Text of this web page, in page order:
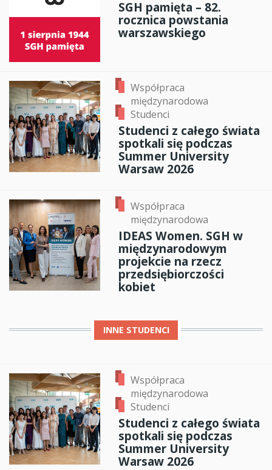
SGH pamięta – 82.
rocznica powstania
warszawskiego
Współpraca
międzynarodowa
Studenci
Studenci z całego świata
spotkali się podczas
Summer University
Warsaw 2026
Współpraca
międzynarodowa
IDEAS Women. SGH w
międzynarodowym
projekcie na rzecz
przedsiębiorczości
kobiet
INNE STUDENCI
Współpraca
międzynarodowa
Studenci
Studenci z całego świata
spotkali się podczas
Summer University
Warsaw 2026